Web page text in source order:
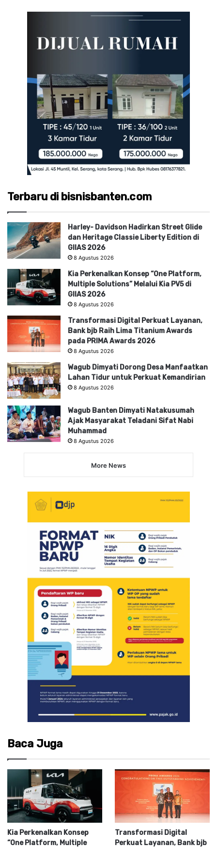
Terbaru di bisnisbanten.com
Harley- Davidson Hadirkan Street Glide
dan Heritage Classie Liberty Edition di
GIIAS 2026
8 Agustus 2026
Kia Perkenalkan Konsep “One Platform,
Multiple Solutions” Melalui Kia PV5 di
GIIAS 2026
8 Agustus 2026
Transformasi Digital Perkuat Layanan,
Bank bjb Raih Lima Titanium Awards
pada PRIMA Awards 2026
8 Agustus 2026
Wagub Dimyati Dorong Desa Manfaatkan
Lahan Tidur untuk Perkuat Kemandirian
8 Agustus 2026
Wagub Banten Dimyati Natakusumah
Ajak Masyarakat Teladani Sifat Nabi
Muhammad
8 Agustus 2026
More News
Baca Juga
Kia Perkenalkan Konsep
“One Platform, Multiple
Transformasi Digital
Perkuat Layanan, Bank bjb